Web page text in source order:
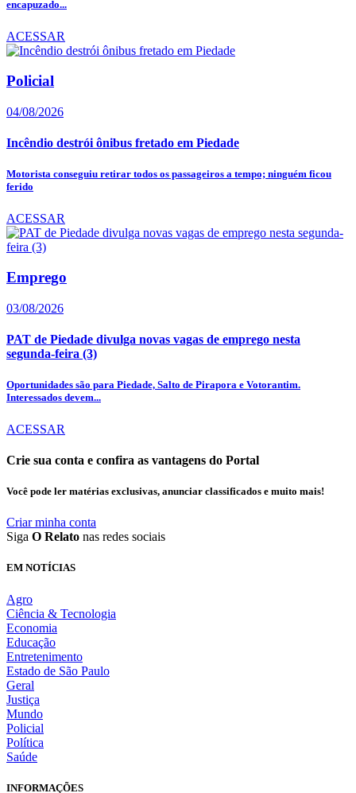
encapuzado...
ACESSAR
Policial
04/08/2026
Incêndio destrói ônibus fretado em Piedade
Motorista conseguiu retirar todos os passageiros a tempo; ninguém ficou
ferido
ACESSAR
Emprego
03/08/2026
PAT de Piedade divulga novas vagas de emprego nesta
segunda-feira (3)
Oportunidades são para Piedade, Salto de Pirapora e Votorantim.
Interessados devem...
ACESSAR
Crie sua conta e confira as vantagens do Portal
Você pode ler matérias exclusivas, anunciar classificados e muito mais!
Criar minha conta
Siga O Relato nas redes sociais
EM NOTÍCIAS
Agro
Ciência & Tecnologia
Economia
Educação
Entretenimento
Estado de São Paulo
Geral
Justiça
Mundo
Policial
Política
Saúde
INFORMAÇÕES